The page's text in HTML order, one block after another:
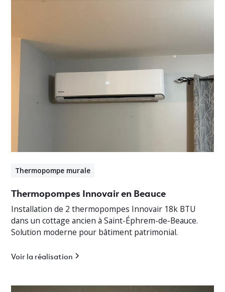
Thermopompe murale
Thermopompes Innovair en Beauce
Installation de 2 thermopompes Innovair 18k BTU
dans un cottage ancien à Saint-Éphrem-de-Beauce.
Solution moderne pour bâtiment patrimonial.
Voir la réalisation